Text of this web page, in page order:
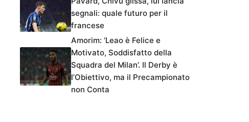
segnali: quale futuro per il
francese
Amorim: ‘Leao è Felice e
Motivato, Soddisfatto della
Squadra del Milan’. Il Derby è
l’Obiettivo, ma il Precampionato
non Conta